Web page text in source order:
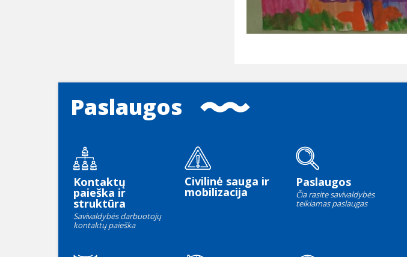
Paslaugos
Kontaktų
paieška ir
struktūra
Savivaldybės darbuotojų
kontaktų paieška
Civilinė sauga ir
mobilizacija
Paslaugos
Čia rasite savivaldybės
teikiamas paslaugas